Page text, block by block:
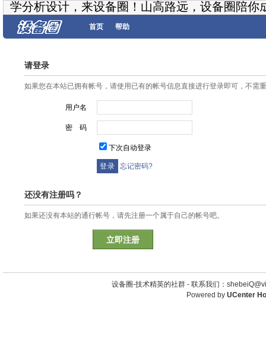
学分析设计，来设备圈！山高路远，设备圈陪你
首页 帮助
请登录
如果您在本站已拥有帐号，请使用已有的帐号信息直接进行登录即可，不需
用户名
密 码
下次自动登录
忘记密码?
还没有注册吗？
如果还没有本站的通行帐号，请先注册一个属于自己的帐号吧。
立即注册
设备圈-技术精英的社群 - 联系我们：
Powered by UCenter